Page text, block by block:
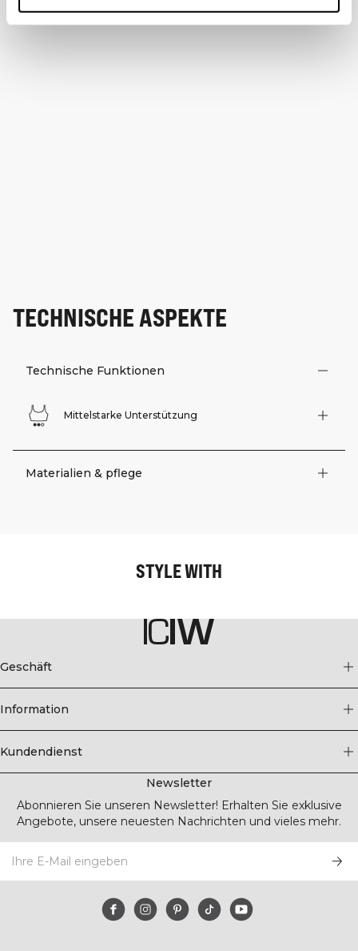
TECHNISCHE ASPEKTE
Technische Funktionen
Mittelstarke Unterstützung
Materialien & pflege
STYLE WITH
Geschäft
Information
Kundendienst
Newsletter
Abonnieren Sie unseren Newsletter! Erhalten Sie exklusive
Angebote, unsere neuesten Nachrichten und vieles mehr.